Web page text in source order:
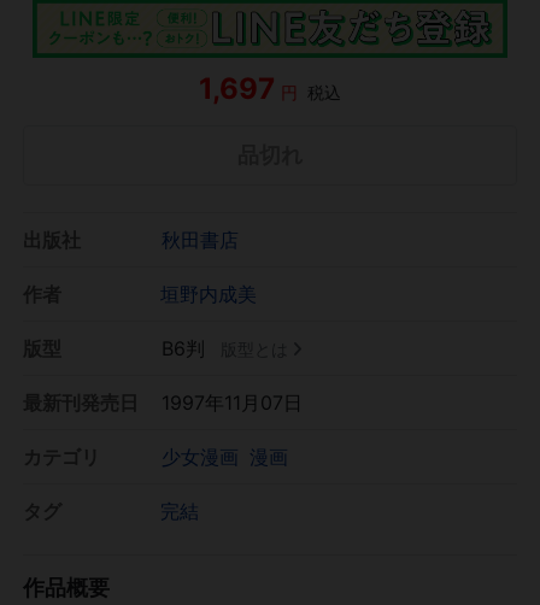
1,697 円 税込
秋田書店
垣野内成美
B6判
1997年11月07日
少女漫画 漫画
完結
作品概要